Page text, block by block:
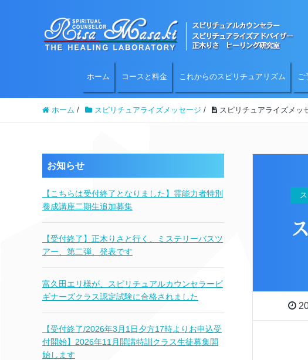
ホーム コースと料金 これからのスピリチュアリズム ご
ホーム / スピリチュアライズメッセージ / スピリチュアライズメッ
お知らせ
【こちらは受付終了となりました】霊能力者特別
養成講座二期生追加募集
【受付終了】正木りさと行く、ミステリーバスツ
アー、第二弾、発表です
富久田エリ様が、スピリチュアルカウンセラービ
ギナーズクラス認定試験に合格されました
【受付終了/2026年3月1日夕方17時よりお申込受
付開始】2026年11月開講特訓クラス生徒募集開
始します